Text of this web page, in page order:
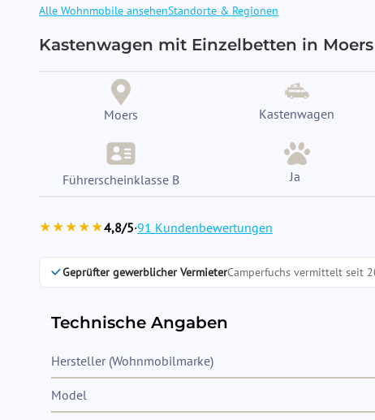
Alle Wohnmobile ansehenStandorte & Regionen
Kastenwagen mit Einzelbetten in
Moers Kastenwagen
Führerscheinklasse B Ja
★★★★★4,8/5·91 Kundenbewertungen
Geprüfter gewerblicher VermieterCamperfuchs vermittelt seit
Technische Angaben
Hersteller (Wohnmobilmarke)
Model